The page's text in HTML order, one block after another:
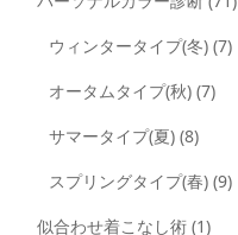
ウィンタータイプ(冬) (7)
オータムタイプ(秋) (7)
サマータイプ(夏) (8)
スプリングタイプ(春) (9)
似合わせ着こなし術 (1)